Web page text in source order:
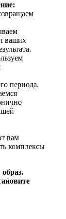
ваших
периода.
вам
комплексы